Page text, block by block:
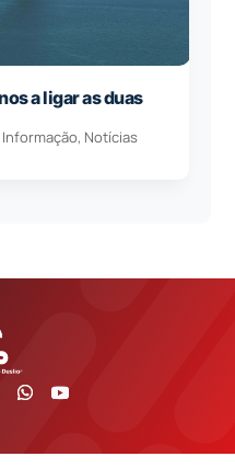
a ligar as duas
Informação, Notícias